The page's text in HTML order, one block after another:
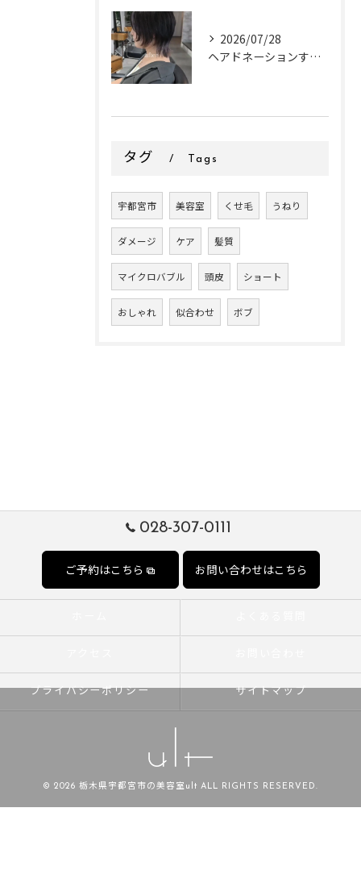
2026/07/28
ヘアドネーションするお客様✂
タグ Tags
宇都宮市 美容室 くせ毛 うねり
ダメージ ケア 髪質
マイクロバブル 頭皮 ショート
おしゃれ 似合わせ ボブ
028-307-0111
ご予約はこちら お問い合わせはこちら
プライバシーポリシー サイトマップ
© 2026 栃木県宇都宮市の美容室ult ALL RIGHTS RESERVED.